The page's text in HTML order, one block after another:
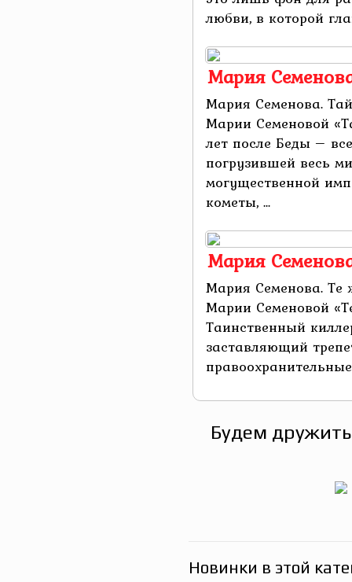
любви, в которой
Мария
Мария Семенова.
Марии Семеновой
лет после Беды –
погрузившей весь
могущественной
кометы, ...
Мария
Мария Семенова. Те
Марии Семеновой
Таинственный
заставляющий
Будем
Новинки в этой